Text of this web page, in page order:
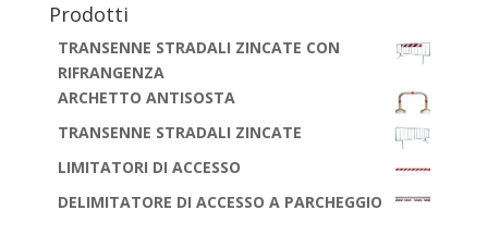
Prodotti
TRANSENNE STRADALI ZINCATE CON
RIFRANGENZA
ARCHETTO ANTISOSTA
TRANSENNE STRADALI ZINCATE
LIMITATORI DI ACCESSO
DELIMITATORE DI ACCESSO A PARCHEGGIO